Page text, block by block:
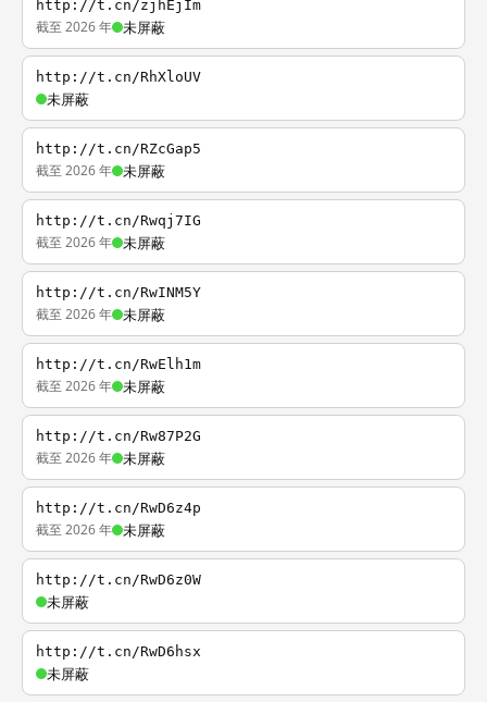
http://t.cn/zjhEjIm
截至 2026 年 未屏蔽
http://t.cn/RhXloUV
未屏蔽
http://t.cn/RZcGap5
截至 2026 年 未屏蔽
http://t.cn/Rwqj7IG
截至 2026 年 未屏蔽
http://t.cn/RwINM5Y
截至 2026 年 未屏蔽
http://t.cn/RwElh1m
截至 2026 年 未屏蔽
http://t.cn/Rw87P2G
截至 2026 年 未屏蔽
http://t.cn/RwD6z4p
截至 2026 年 未屏蔽
http://t.cn/RwD6z0W
未屏蔽
http://t.cn/RwD6hsx
未屏蔽